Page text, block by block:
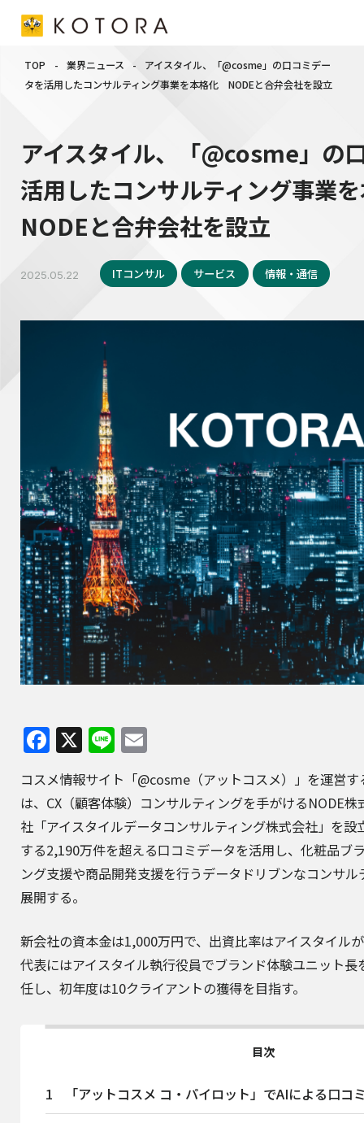
TOP - 業界ニュース -
アイスタイル、「@cosme」の口コミデー
タを活用したコンサルティング事業を本格化 NODEと合弁会社を設立
アイスタイル、「@cosme」の
活用したコンサルティング事業
NODEと合弁会社を設立
2025.05.22 ITコンサル サービス 情報・通信
Facebook
X Line
コスメ情報サイト「@cosme（アットコスメ）」を運営
は、CX（顧客体験）コンサルティングを手がけるNODE
社「アイスタイルデータコンサルティング株式会社」を
する2,190万件を超える口コミデータを活用し、化粧品ブ
ング支援や商品開発支援を行うデータドリブンなコンサ
展開する。
新会社の資本金は1,000万円で、出資比率はアイスタイル
代表にはアイスタイル執行役員でブランド体験ユニット
任し、初年度は10クライアントの獲得を目指す。
目次
1 「アットコスメ コ・パイロット」でAIによる口コ